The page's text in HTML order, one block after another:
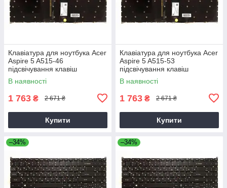
Клавіатура для ноутбука Acer
Aspire 5 A515-46
підсвічування клавіш
В наявності
1 763 ₴ 2 671 ₴
Купити
Клавіатура для ноутбука Acer
Aspire 5 A515-53
підсвічування клавіш
В наявності
1 763 ₴ 2 671 ₴
Купити
–34% –34%